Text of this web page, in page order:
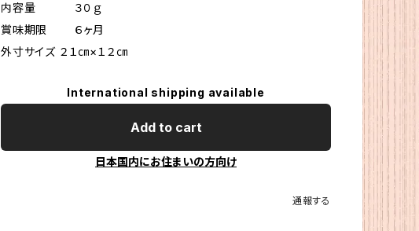
内容量 ３０ｇ
賞味期限 ６ヶ月
外寸サイズ ２１㎝×１２㎝
International shipping available
Add to cart
日本国内にお住まいの方向け
通報する